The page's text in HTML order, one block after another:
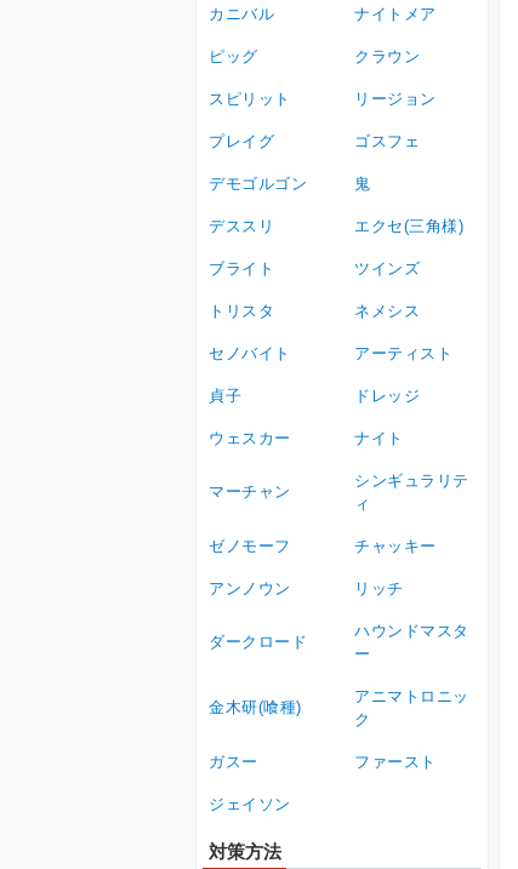
カニバル ナイトメア
ピッグ クラウン
スピリット リージョン
プレイグ ゴスフェ
デモゴルゴン 鬼
デススリ エクセ(三角様)
ブライト ツインズ
トリスタ ネメシス
セノバイト アーティスト
貞子 ドレッジ
ウェスカー ナイト
マーチャン
シンギュラリテ
ィ
ゼノモーフ チャッキー
アンノウン リッチ
ダークロード
ハウンドマスタ
ー
金木研(喰種)
アニマトロニッ
ク
ガスー ファースト
ジェイソン
対策方法